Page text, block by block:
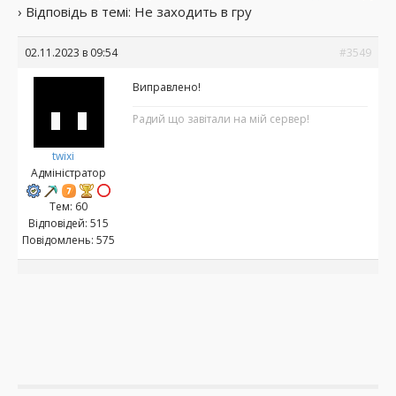
› Відповідь в темі: Не заходить в гру
02.11.2023 в 09:54 #3549
twixi
Адміністратор
Тем: 60
Відповідей: 515
Повідомлень: 575
Виправлено!
Радий що завітали на мій сервер!